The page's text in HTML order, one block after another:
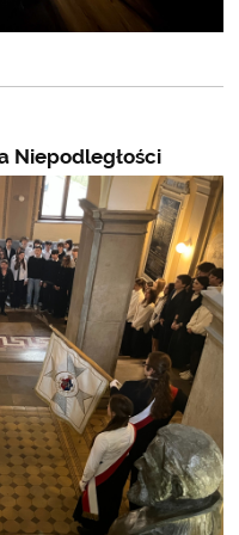
Niepodległości